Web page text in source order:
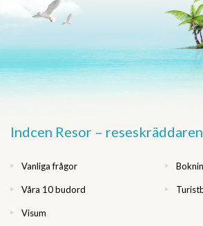
Indcen Resor – reseskräddaren
Vanliga frågor
Våra 10 budord
Visum